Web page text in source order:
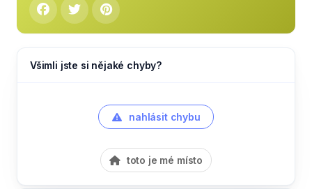
Všimli jste si nějaké chyby?
nahlásit chybu
toto je mé místo